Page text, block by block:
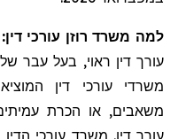
למה משרד רוזן עורכי דין:
עורך דין ראוי, בעל עבר
משרדי עורכי דין
משאבים, או הכרת
עורך דין. משרד עורכי